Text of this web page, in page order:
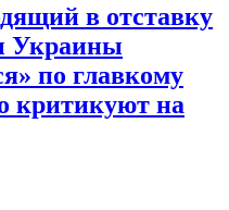
в отставку
Украины
по главкому
критикуют на